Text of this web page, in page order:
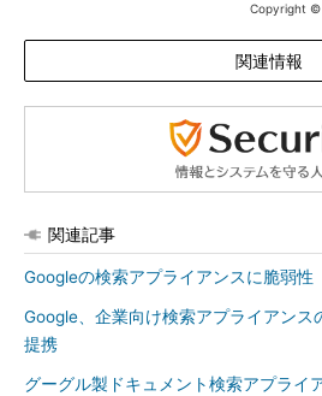
Copyright ©
関連情報
関連記事
Googleの検索アプライアンスに脆弱性
Google、企業向け検索アプライアンス
提携
グーグル製ドキュメント検索アプライ